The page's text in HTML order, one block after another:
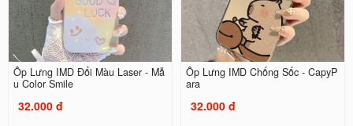
Ốp Lưng IMD Đổi Màu Laser - Mẫ
u Color Smile
32.000 đ
Ốp Lưng IMD Chống Sốc - CapyP
ara
32.000 đ